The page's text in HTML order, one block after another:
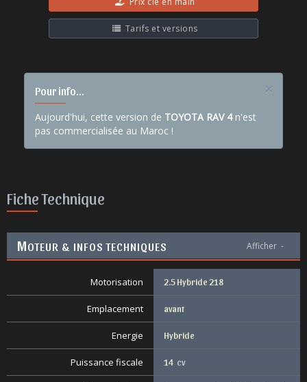
Tarifs et versions
×
Pour info...
Aujourd'hui, cette version de TOYOTA RAV 4n'est
pas commercialisée au Maroc !
Fiche Technique
MOTEUR & INFOS TECHNIQUES Afficher -
Motorisation 2.5 Hybride 218
Emplacement avant
Energie Hybride
Puissance fiscale 14 cv